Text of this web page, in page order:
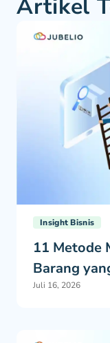
Artikel
Insight Bisnis
11 Metode
Barang
Juli 16, 2026